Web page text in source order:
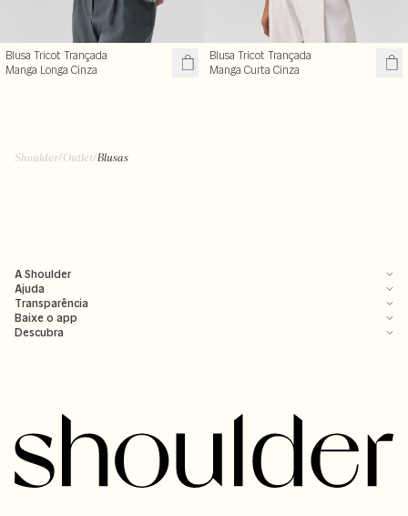
Blusa Tricot Trançada
Manga Longa Cinza
Blusa Tricot Trançada
Manga Curta Cinza
Shoulder/Outlet/Blusas
A Shoulder
Ajuda
Transparência
Baixe o app
Descubra